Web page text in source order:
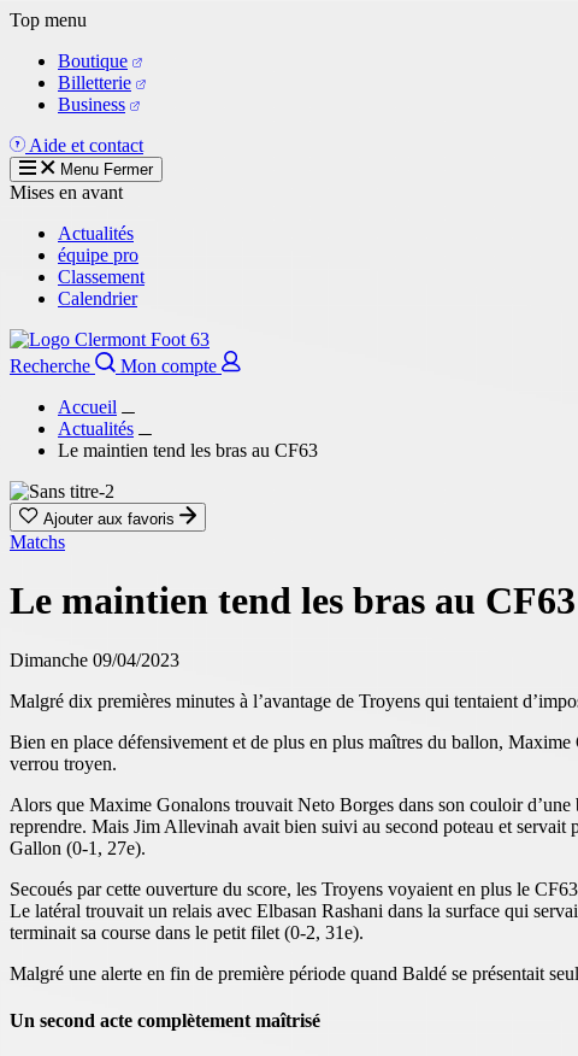
Aller
contenu
principal
Top menu
Boutique
Billetterie
Business
Aide et contact
Menu Fermer
Mises en avant
Actualités
équipe pro
Classement
Calendrier
Recherche
Mon compte
Accueil
Actualités
Le maintien tend les bras au CF63
Ajouter aux favoris
Matchs
Le maintien tend les bras au CF63
Dimanche 09/04/2023
Malgré dix premières minutes à l’avantage de Troyens qui tentaient
Bien en place défensivement et de plus en plus maîtres du ballon,
verrou troyen.
Alors que Maxime Gonalons trouvait Neto Borges dans son couloir
reprendre. Mais Jim Allevinah avait bien suivi au second poteau et
Gallon (0-1, 27e).
Secoués par cette ouverture du score, les Troyens voyaient en plus le
Le latéral trouvait un relais avec Elbasan Rashani dans la surface qui
terminait sa course dans le petit filet (0-2, 31e).
Malgré une alerte en fin de première période quand Baldé se présentait
Un second acte complètement maîtrisé